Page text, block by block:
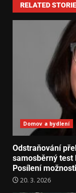
RELATED
Domov a bydlení
Odstraňování
samosběrný test
Posílení
20. 3. 2026